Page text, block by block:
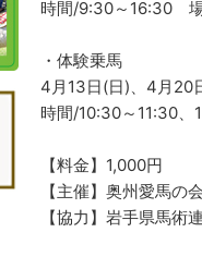
時間/9:30～16:30
・体験乗馬
4月13日(日)、4月20
時間/10:30～11:30
【料金】1,000円
【主催】奥州愛馬の
【協力】岩手県馬術